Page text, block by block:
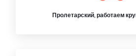
Пролетарский, работаем